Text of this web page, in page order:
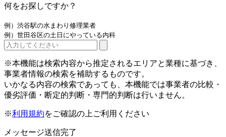
何をお探しですか？
例）渋谷駅の水まわり修理業者
例）世田谷区の土日にやっている内科
※本機能は検索内容から推定されるエリアと業種に基づき、
事業者情報の検索を補助するものです。
いかなる内容の検索であっても、本機能では事業者の比較・
優劣評価・断定的判断・専門的判断は行いません。
※利用規約をご確認の上ご利用ください
メッセージ送信完了